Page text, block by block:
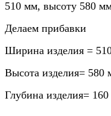
510 мм, высоту 580
Делаем прибавки
Ширина изделия =
Высота изделия=
Глубина изделия=